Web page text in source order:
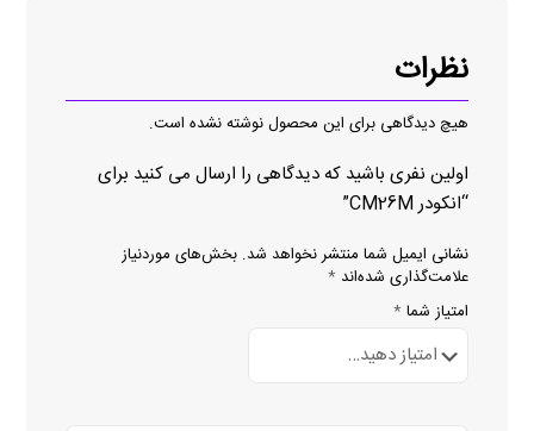
نظرات
هیچ دیدگاهی برای این محصول نوشته نشده است.
اولین نفری باشید که دیدگاهی را ارسال می کنید برای
“انکودر CM26M”
نشانی ایمیل شما منتشر نخواهد شد. بخش‌های موردنیاز
علامت‌گذاری شده‌اند *
امتیاز شما *